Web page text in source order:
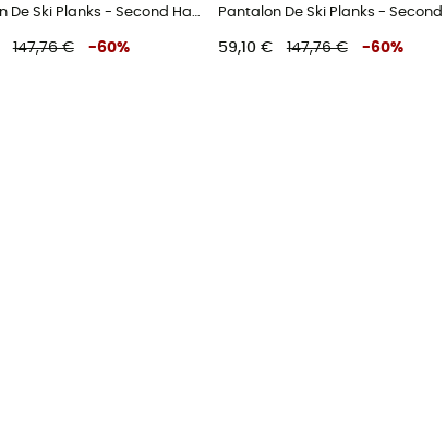
Pantalon De Ski Planks - Second Hand Skihose - Damen - Grün - XS
147,76 € -60% 59,10 € 147,76 € -60%